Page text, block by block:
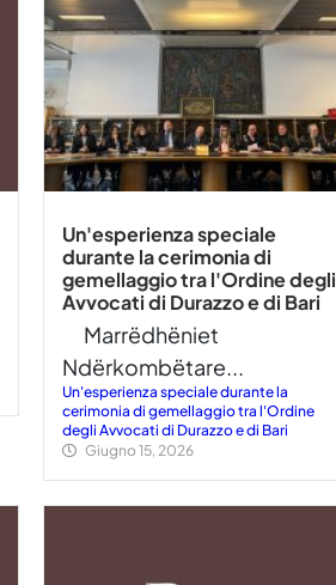
Un'esperienza speciale
durante la cerimonia di
gemellaggio tra l'Ordine degli
Avvocati di Durazzo e di Bari
Marrëdhëniet
Ndërkombëtare...
Un'esperienza speciale durante la
cerimonia di gemellaggio tra l'Ordine
degli Avvocati di Durazzo e di Bari
Giugno 15, 2026